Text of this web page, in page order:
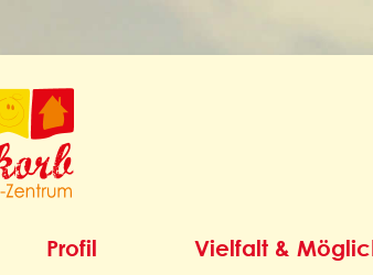
Profil Vielfalt &